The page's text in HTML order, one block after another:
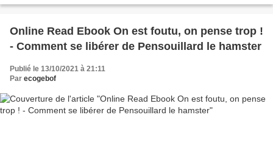
Online Read Ebook On est foutu, on pense trop !
- Comment se libérer de Pensouillard le hamster
Publié le 13/10/2021 à 21:11
Par ecogebof